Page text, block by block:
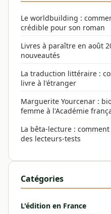
Le worldbuilding :
crédible pour son roman
Livres à paraître en août
nouveautés
La traduction littéraire :
livre à l'étranger
Marguerite Yourcenar :
femme à l'Académie
La bêta-lecture :
des lecteurs-tests
Catégories
L'édition en France